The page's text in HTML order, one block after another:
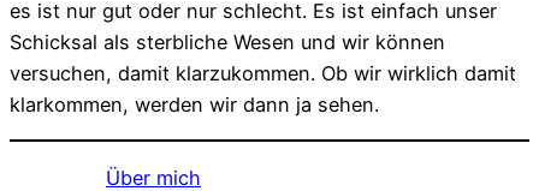
es ist nur gut oder nur schlecht. Es ist einfach unser
Schicksal als sterbliche Wesen und wir können
versuchen, damit klarzukommen. Ob wir wirklich damit
klarkommen, werden wir dann ja sehen.
Über mich